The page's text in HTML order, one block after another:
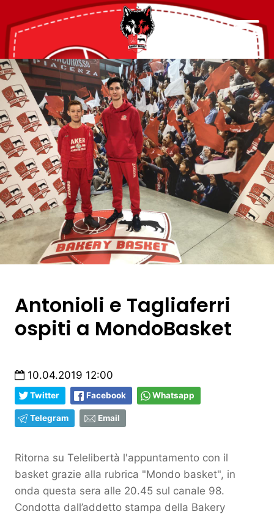
Antonioli e Tagliaferri
ospiti a MondoBasket
10.04.2019 12:00
Twitter Facebook Whatsapp
Telegram Email
Ritorna su Telelibertà l'appuntamento con il
basket grazie alla rubrica "Mondo basket", in
onda questa sera alle 20.45 sul canale 98.
Condotta dall’addetto stampa della Bakery